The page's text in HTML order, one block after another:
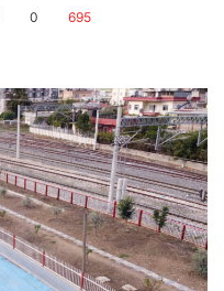
0 695